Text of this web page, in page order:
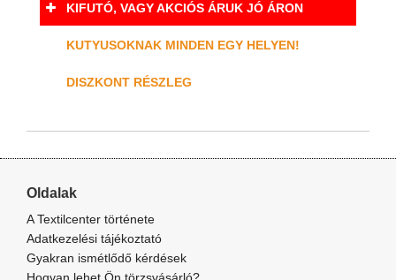
KIFUTÓ, VAGY AKCIÓS ÁRUK JÓ ÁRON
KUTYUSOKNAK MINDEN EGY HELYEN!
DISZKONT RÉSZLEG
Oldalak
A Textilcenter története
Adatkezelési tájékoztató
Gyakran ismétlődő kérdések